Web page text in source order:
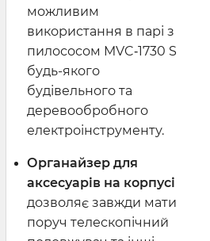
можливим
використання в парі з
пилососом MVC‑1730 S
будь-якого
будівельного та
деревообробного
електроінструменту.
Органайзер для
аксесуарів на корпусі
дозволяє завжди мати
поруч телескопічний